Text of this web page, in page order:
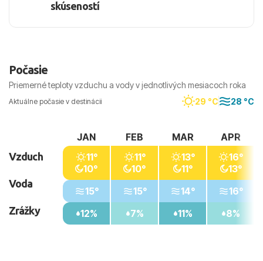
skúseností
Počasie
Priemerné teploty vzduchu a vody v jednotlivých mesiacoch roka
Aktuálne počasie v destinácii 29 °C 28 °C
Vzduch
Voda
Zrážky
JAN
11°
10°
15°
12%
FEB
11°
10°
15°
7%
MAR
13°
11°
14°
11%
APR
16°
13°
16°
8%